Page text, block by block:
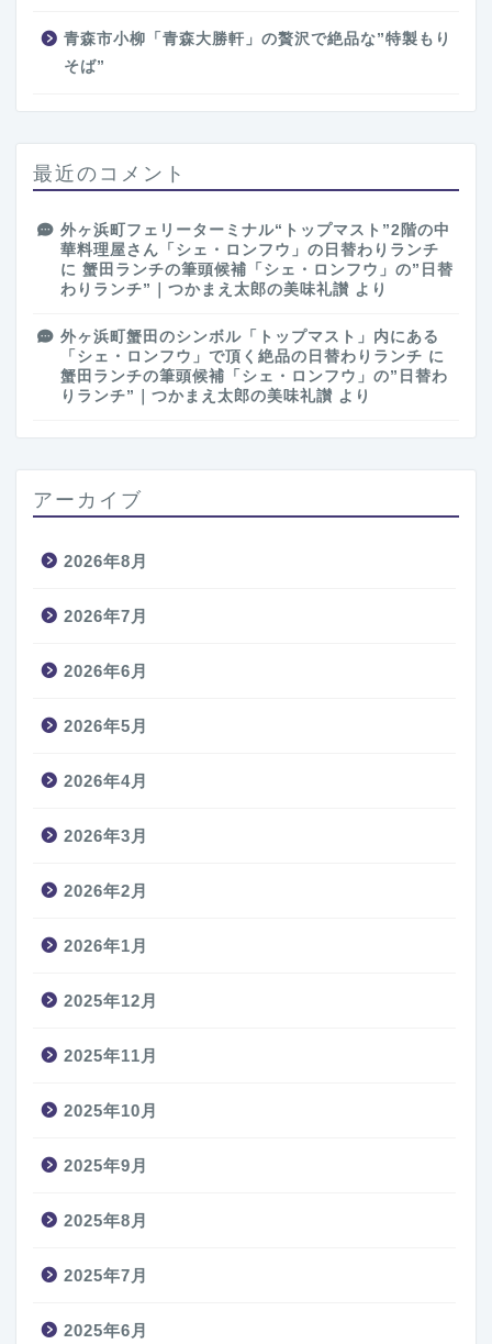
青森市小柳「青森大勝軒」の贅沢で絶品な”特製もり
そば”
最近のコメント
外ヶ浜町フェリーターミナル“トップマスト”2階の中
華料理屋さん「シェ・ロンフウ」の日替わりランチ
に 蟹田ランチの筆頭候補「シェ・ロンフウ」の”日替
わりランチ”｜つかまえ太郎の美味礼讃 より
外ヶ浜町蟹田のシンボル「トップマスト」内にある
「シェ・ロンフウ」で頂く絶品の日替わりランチ に
蟹田ランチの筆頭候補「シェ・ロンフウ」の”日替わ
りランチ”｜つかまえ太郎の美味礼讃 より
アーカイブ
2026年8月
2026年7月
2026年6月
2026年5月
2026年4月
2026年3月
2026年2月
2026年1月
2025年12月
2025年11月
2025年10月
2025年9月
2025年8月
2025年7月
2025年6月